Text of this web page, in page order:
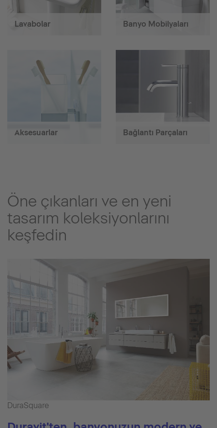
Lavabolar Banyo Mobilyaları
Aksesuarlar Bağlantı Parçaları
Öne çıkanları ve en yeni
tasarım koleksiyonlarını
keşfedin
DuraSquare